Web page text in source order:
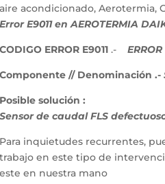
aire acondicionado, Aerotermia,
Error E9011 en AEROTERMIA
CODIGO ERROR E9011 .-ERROR
Componente // Denominación .-
Posible solución :
Sensor de caudal FLS
Para inquietudes recurrentes,
trabajo en este tipo de
este en nuestra mano